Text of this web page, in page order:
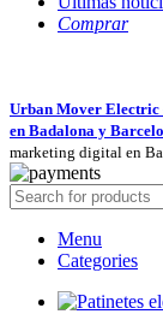
Comprar
Urban Mover Electric
en Badalona y
marketing digital en
Menu
Categories